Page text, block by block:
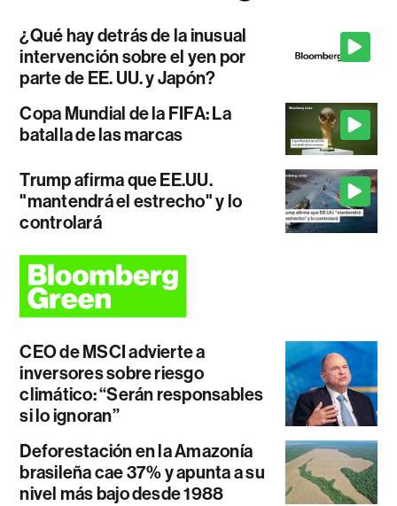
¿Qué hay detrás de la inusual
intervención sobre el yen por
parte de EE. UU. y Japón?
Copa Mundial de la FIFA: La
batalla de las marcas
Trump afirma que EE.UU.
"mantendrá el estrecho" y lo
controlará
CEO de MSCI advierte a
inversores sobre riesgo
climático: “Serán responsables
si lo ignoran”
Deforestación en la Amazonía
brasileña cae 37% y apunta a su
nivel más bajo desde 1988